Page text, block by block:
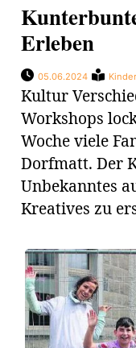
Erleben
05.06.2024 Kinder
Kultur
Workshops
Woche viele
Dorfmatt. Der
Unbekanntes
Kreatives zu